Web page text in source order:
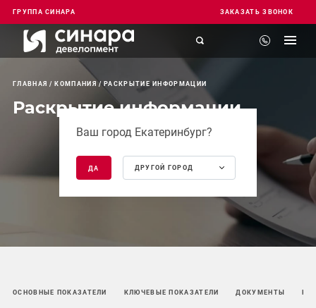
ГРУППА СИНАРА ЗАКАЗАТЬ ЗВОНОК
Ваш город Екатеринбург?
ДА ДРУГОЙ ГОРОД
ГЛАВНАЯ КОМПАНИЯ РАСКРЫТИЕ ИНФОРМАЦИИ
Раскрытие информации
ОСНОВНЫЕ ПОКАЗАТЕЛИ КЛЮЧЕВЫЕ ПОКАЗАТЕЛИ ДОКУМЕНТЫ